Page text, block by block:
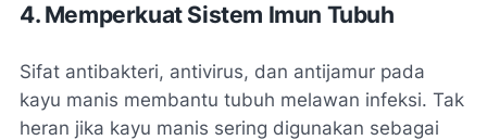
4. Memperkuat Sistem Imun Tubuh
Sifat antibakteri, antivirus, dan antijamur pada
kayu manis membantu tubuh melawan infeksi. Tak
heran jika kayu manis sering digunakan sebagai